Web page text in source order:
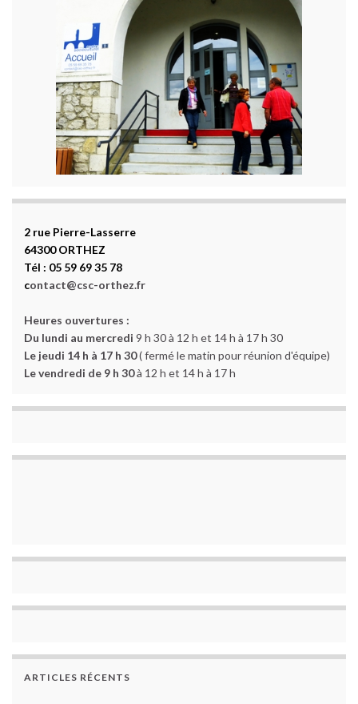
2 rue Pierre-Lasserre
64300 ORTHEZ
Tél : 05 59 69 35 78
contact@csc-orthez.fr
Heures ouvertures :
Du lundi au mercredi 9 h 30 à 12 h et 14 h à 17 h 30
Le jeudi 14 h à 17 h 30( fermé le matin pour réunion d'équipe)
Le vendredi de 9 h 30à 12 h et 14 h à 17 h
ARTICLES RÉCENTS